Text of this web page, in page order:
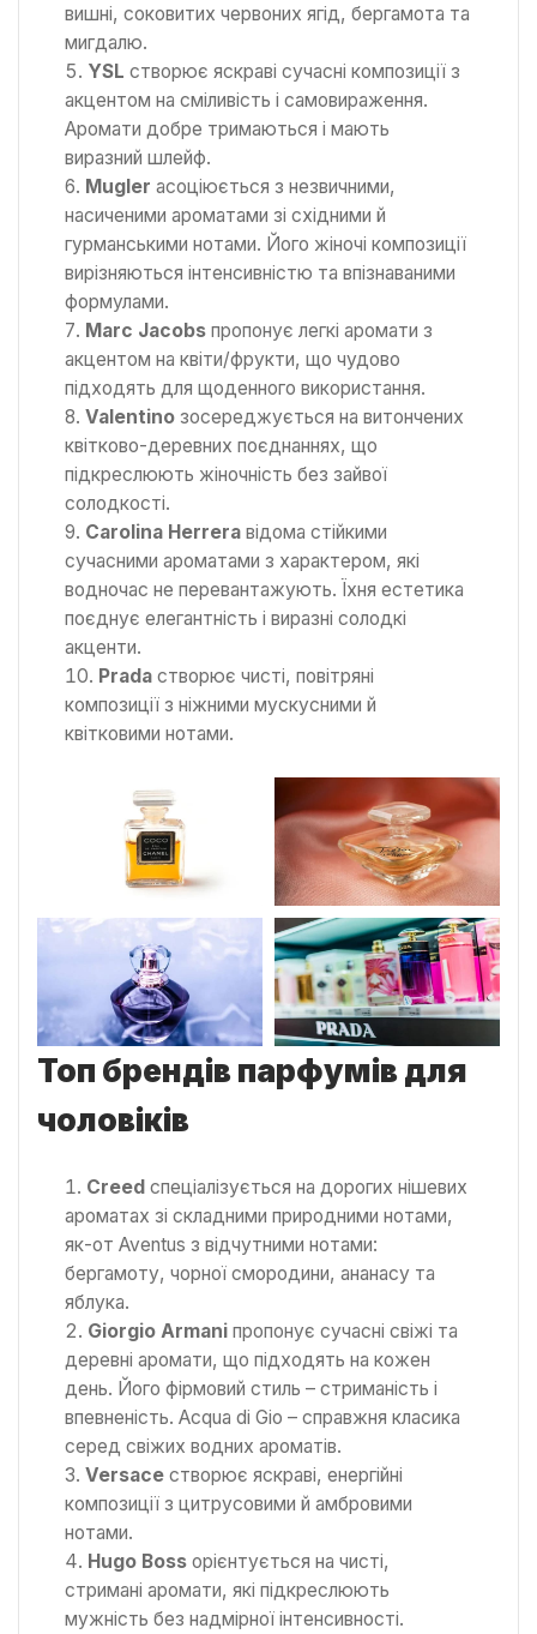
вишні, соковитих червоних ягід, бергамота та
мигдалю.
YSL створює яскраві сучасні композиції з
акцентом на сміливість і самовираження.
Аромати добре тримаються і мають
виразний шлейф.
Mugler асоціюється з незвичними,
насиченими ароматами зі східними й
гурманськими нотами. Його жіночі композиції
вирізняються інтенсивністю та впізнаваними
формулами.
Marc Jacobs пропонує легкі аромати з
акцентом на квіти/фрукти, що чудово
підходять для щоденного використання.
Valentino зосереджується на витончених
квітково-деревних поєднаннях, що
підкреслюють жіночність без зайвої
солодкості.
Carolina Herrera відома стійкими
сучасними ароматами з характером, які
водночас не перевантажують. Їхня естетика
поєднує елегантність і виразні солодкі
акценти.
Prada створює чисті, повітряні
композиції з ніжними мускусними й
квітковими нотами.
Топ брендів парфумів для
чоловіків
Creed спеціалізується на дорогих нішевих
ароматах зі складними природними нотами,
як-от Aventus з відчутними нотами:
бергамоту, чорної смородини, ананасу та
яблука.
Giorgio Armani пропонує сучасні свіжі та
деревні аромати, що підходять на кожен
день. Його фірмовий стиль – стриманість і
впевненість. Acqua di Gio – справжня класика
серед свіжих водних ароматів.
Versace створює яскраві, енергійні
композиції з цитрусовими й амбровими
нотами.
Hugo Boss орієнтується на чисті,
стримані аромати, які підкреслюють
мужність без надмірної інтенсивності.